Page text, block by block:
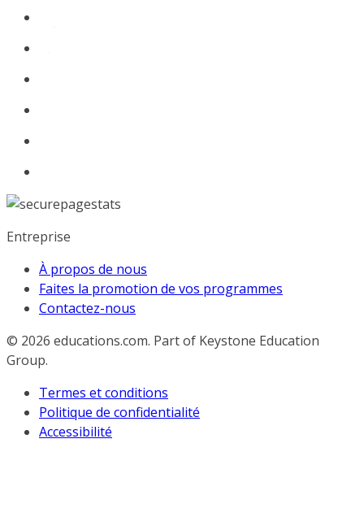
Entreprise
À propos de nous
Faites la promotion de vos programmes
Contactez-nous
© 2026 educations.com. Part of Keystone Education
Group.
Termes et conditions
Politique de confidentialité
Accessibilité